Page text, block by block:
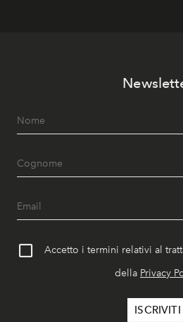
Accetto i termini relativi al
della Privacy